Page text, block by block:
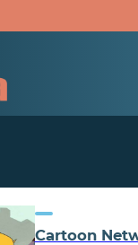
Cartoon